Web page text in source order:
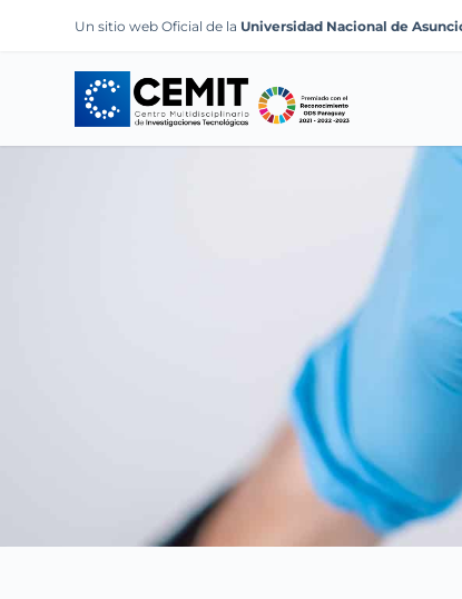
t
Un sitio web Oficial de la Universidad Nacional de